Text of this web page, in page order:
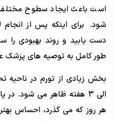
است باعث ایجاد سطوح
شود. برای اینکه پس از انجام
دست یابید و روند بهبودی را
طور کامل به توصیه های پزشک
الی 3 هفته ظاهر می شود.